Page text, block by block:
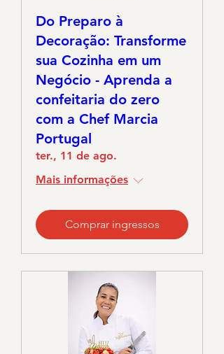
Do Preparo à
Decoração: Transforme
sua Cozinha em um
Negócio - Aprenda a
confeitaria do zero
com a Chef Marcia
Portugal
ter., 11 de ago.
Mais informações
Comprar ingressos